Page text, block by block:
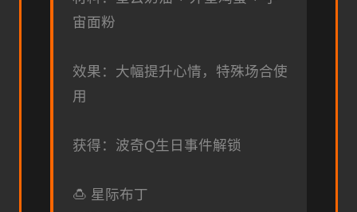
宙面粉
效果：大幅提升心情，特殊场合使
用
获得：波奇Q生日事件解锁
🍮 星际布丁